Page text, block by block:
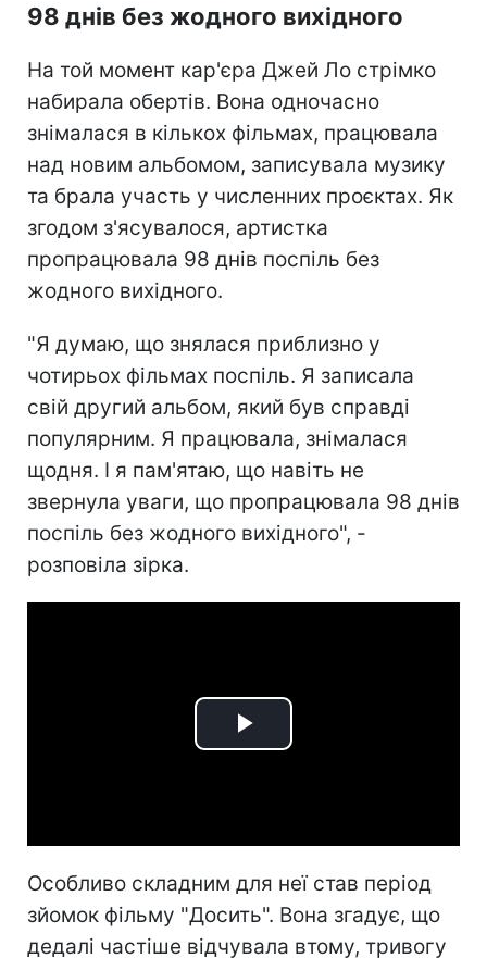
98 днів без жодного вихідного
На той момент кар'єра Джей Ло стрімко
набирала обертів. Вона одночасно
знімалася в кількох фільмах, працювала
над новим альбомом, записувала музику
та брала участь у численних проєктах. Як
згодом з'ясувалося, артистка
пропрацювала 98 днів поспіль без
жодного вихідного.
"Я думаю, що знялася приблизно у
чотирьох фільмах поспіль. Я записала
свій другий альбом, який був справді
популярним. Я працювала, знімалася
щодня. І я пам'ятаю, що навіть не
звернула уваги, що пропрацювала 98 днів
поспіль без жодного вихідного", -
розповіла зірка.
Play
Особливо складним для неї став період
зйомок фільму "Досить". Вона згадує, що
дедалі частіше відчувала втому, тривогу